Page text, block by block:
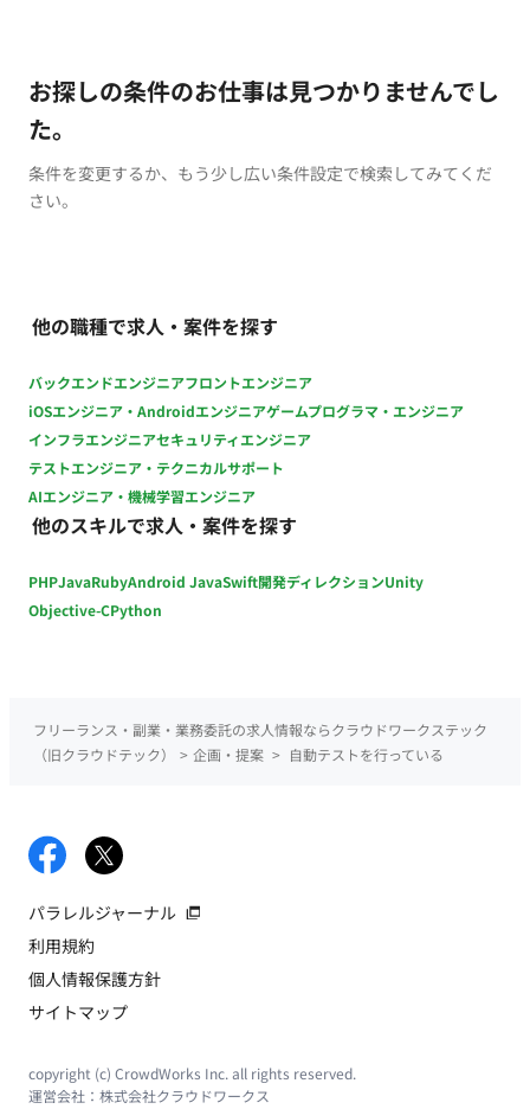
お探しの条件のお仕事は見つかりませんでし
た。
条件を変更するか、もう少し広い条件設定で検索してみてくだ
さい。
他の職種で求人・案件を探す
バックエンドエンジニアフロントエンジニア
iOSエンジニア・Androidエンジニアゲームプログラマ・エンジニア
インフラエンジニアセキュリティエンジニア
テストエンジニア・テクニカルサポート
AIエンジニア・機械学習エンジニア
他のスキルで求人・案件を探す
PHPJavaRubyAndroid JavaSwift開発ディレクションUnity
Objective-CPython
フリーランス・副業・業務委託の求人情報ならクラウドワークステック
（旧クラウドテック）
> 企画・提案 > 自動テストを行っている
パラレルジャーナル
利用規約
個人情報保護方針
サイトマップ
copyright (c) CrowdWorks Inc. all rights reserved.
運営会社： 株式会社クラウドワークス